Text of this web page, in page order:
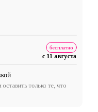
бесплатно
с 11 августа
только те, что